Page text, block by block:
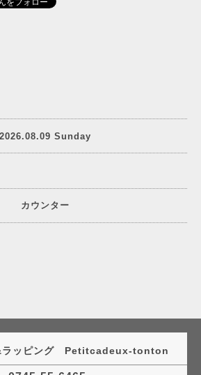
2026.08.09 Sunday
カウンター
ラッピング Petitcadeux-tonton